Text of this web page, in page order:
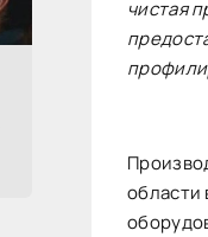
чистая
области